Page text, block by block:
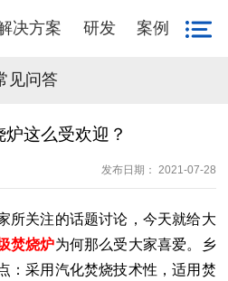
决方案 研发 案例
见问答
这么受欢迎？
发布日期： 2021-07-28
所关注的话题讨论，今天就给大
焚烧炉为何那么受大家喜爱。乡
：采用汽化焚烧技术性，适用焚